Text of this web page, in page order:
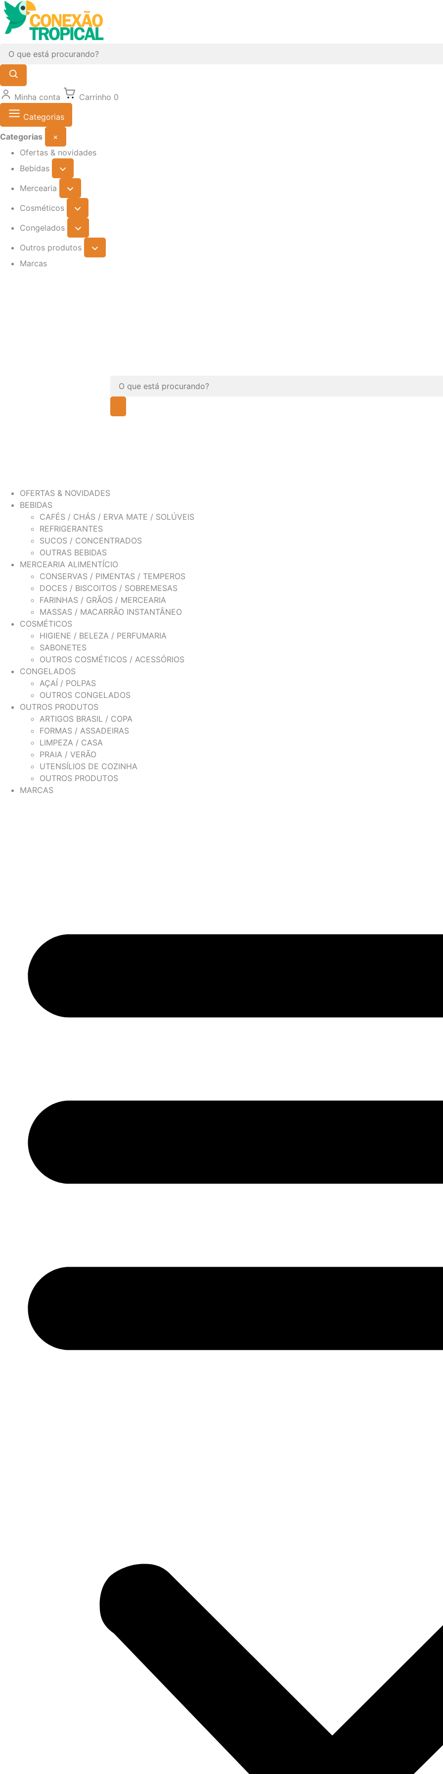
Minha conta Carrinho 0
Categorias
Categorias
×
Ofertas & novidades
Bebidas
Mercearia
Cosméticos
Congelados
Outros produtos
Marcas
OFERTAS & NOVIDADES
BEBIDAS
CAFÉS / CHÁS / ERVA MATE / SOLÚVEIS
REFRIGERANTES
SUCOS / CONCENTRADOS
OUTRAS BEBIDAS
MERCEARIA ALIMENTÍCIO
CONSERVAS / PIMENTAS / TEMPEROS
DOCES / BISCOITOS / SOBREMESAS
FARINHAS / GRÃOS / MERCEARIA
MASSAS / MACARRÃO INSTANTÂNEO
COSMÉTICOS
HIGIENE / BELEZA / PERFUMARIA
SABONETES
OUTROS COSMÉTICOS / ACESSÓRIOS
CONGELADOS
AÇAÍ / POLPAS
OUTROS CONGELADOS
OUTROS PRODUTOS
ARTIGOS BRASIL / COPA
FORMAS / ASSADEIRAS
LIMPEZA / CASA
PRAIA / VERÃO
UTENSÍLIOS DE COZINHA
OUTROS PRODUTOS
MARCAS